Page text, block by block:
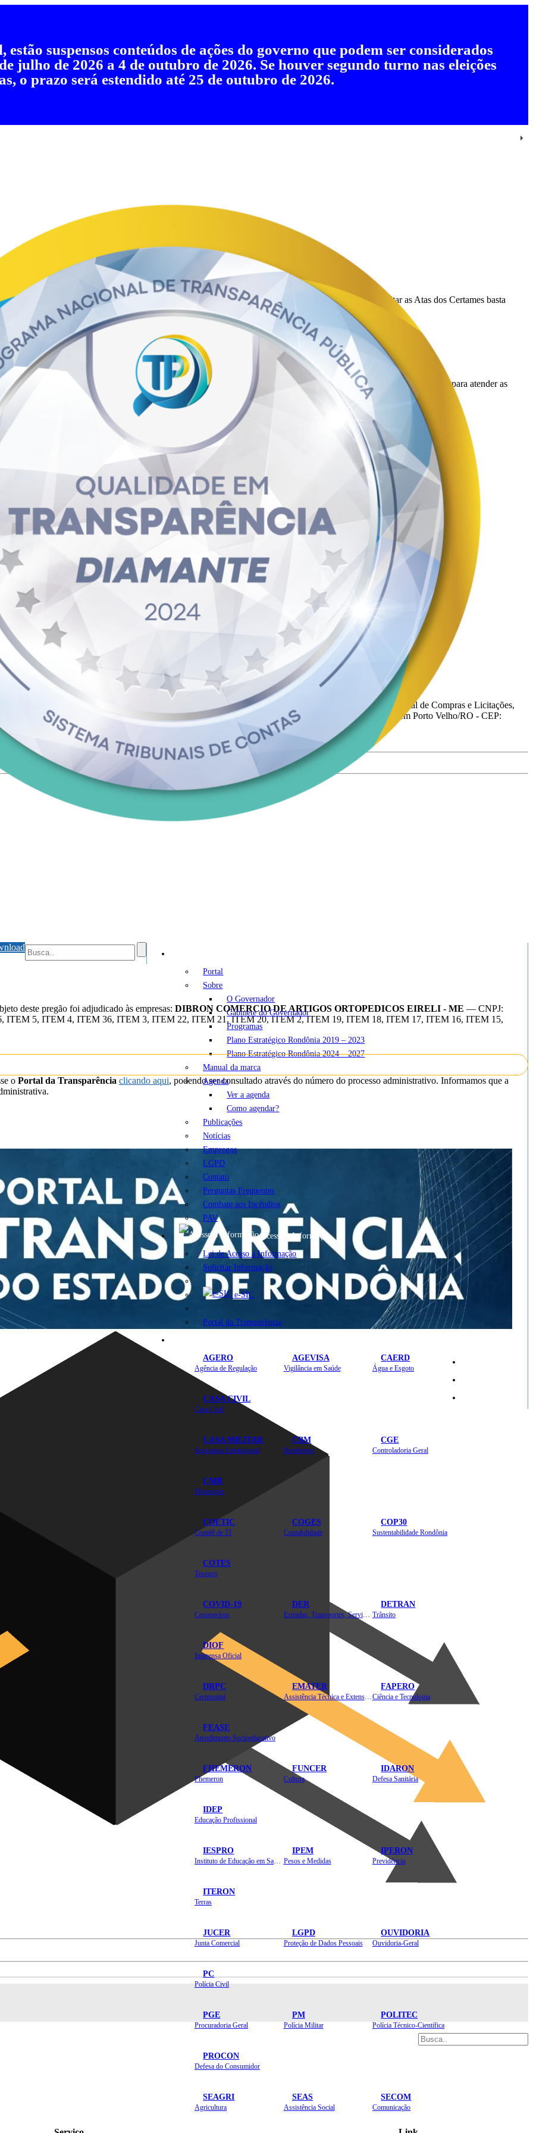
suspensos conteúdos de ações do governo que podem ser considerados
julho de 2026 a 4 de outubro de 2026. Se houver segundo turno nas eleições
o prazo será estendido até 25 de outubro de 2026.
Portal
Sobre
O Governador
Gabinete do Governador
Programas
Plano Estratégico Rondônia 2019 – 2023
Plano Estratégico Rondônia 2024 – 2027
Manual da marca
Agenda
Ver a agenda
Como agendar?
Publicações
Notícias
Empregos
LGPD
Contato
Perguntas Frequentes
Combate aos Incêndios
PAV
Acesso à Informação
Lei de Acesso a Informação
Solicitar Informação
e-SIC
Portal da Transparência
AGERO
Agência de Regulação
AGEVISA
Vigilância em Saúde
CAERD
Água e Esgoto
CASA CIVIL
Casa Civil
CASA MILITAR
Segurança Institucional
CBM
Bombeiros
CGE
Controladoria Geral
CMR
Mineração
COETIC
Comitê de TI
COGES
Contabilidade
COP30
Sustentabilidade Rondônia
COTES
Tesouro
COVID-19
Coronavírus
DER
Estradas, Transportes, Serviços Públicos
DETRAN
Trânsito
DIOF
Imprensa Oficial
DRPC
Cerimonial
EMATER
Assistência Técnica e Extensão Rural
FAPERO
Ciência e Tecnologia
FEASE
Atendimento Socioeducativo
FHEMERON
Fhemeron
FUNCER
Cultura
IDARON
Defesa Sanitária
IDEP
Educação Profissional
IESPRO IPEM
Pesos e Medidas
IPERON
Previdência
ITERON
Terras
JUCER
Junta Comercial
LGPD
Proteção de Dados Pessoais
OUVIDORIA
Ouvidoria-Geral
PC
Polícia Civil
PGE
Procuradoria Geral
PM
Polícia Militar
POLITEC
Polícia Técnico-Científica
PROCON
Defesa do Consumidor
SEAGRI
Agricultura
SEAS
Assistência Social
SECOM
Comunicação
pelo site https://cnetmobile.estaleiro.serpro.gov.br/comprasnet-web/public/compras
. Para consultar as Atas dos Certames basta
Pregão no formato [número e ano], p.ex.: 900XX
(pulseira para identificação, sonda gástrica, sonda endotraqueal, entre outros), por um período de 12 (doze) meses, para atender as
da Saúde – SESAU/RO.
sobre o certame serão prestados pelo Pregoeiro e Equipe de Apoio designados, na Superintendência Estadual de Compras e Licitações,
Rio Madeira – Edifício Jamari (curvo à direita), no 1° piso, Avenida Farquar – Bairro: Pedrinhas, em Porto Velho/RO - CEP:
5318.
Com-aviso-de-adiamento.zip
deste pregão foi adjudicado às empresas: DIBRON COMERCIO DE ARTIGOS ORTOPEDICOS EIRELI - ME — CNPJ:
ITEM 5, ITEM 4, ITEM 36, ITEM 3, ITEM 22, ITEM 21, ITEM 20, ITEM 2, ITEM 19, ITEM 18, ITEM 17, ITEM 16, ITEM 15,
o Portal da Transparência clicando aqui, podendo ser consultado através do número do processo administrativo. Informamos que a